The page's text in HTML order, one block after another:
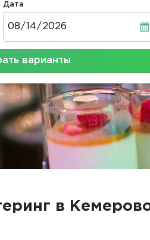
Дата
варианты
в